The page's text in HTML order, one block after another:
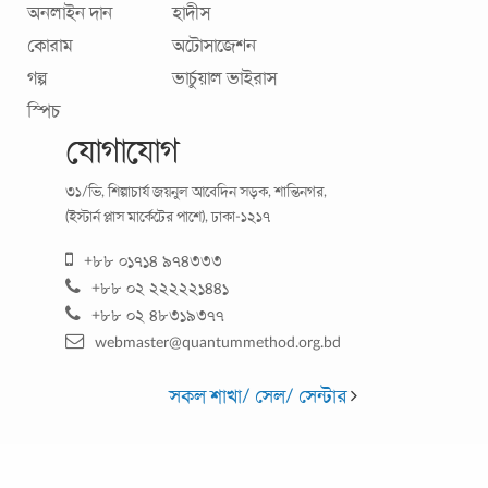
খাবার অপচয়ের ব্যাপারে সচেতন হোন
অপুষ্টিতে ভুগছে ৮০ কোটি মানুষ! যতটা খাবার প্রতিবছর অপচয় হয়
তার অর্ধেকটা দিয়ে আফ্রিকার ১...
অনলাইন দান
কোরাম
গল্প
স্পিচ
হাদীস
অটোসাজেশন
ভার্চুয়াল ভাইরাস
যোগাযোগ
৩১/ভি, শিল্পাচার্য জয়নুল আবেদিন সড়ক, শান্তিনগর,
(ইস্টার্ন প্লাস মার্কেটের পাশে), ঢাকা-১২১৭
+৮৮ ০১৭১৪ ৯৭৪৩৩৩
+৮৮ ০২ ২২২২২১৪৪১
+৮৮ ০২ ৪৮৩১৯৩৭৭
webmaster@quantummethod.org.bd
সকল শাখা/ সেল/ সেন্টার